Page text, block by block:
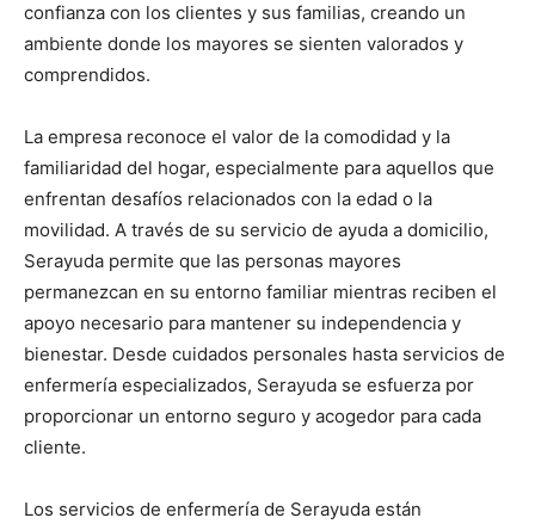
confianza con los clientes y sus familias, creando un
ambiente donde los mayores se sienten valorados y
comprendidos.
La empresa reconoce el valor de la comodidad y la
familiaridad del hogar, especialmente para aquellos que
enfrentan desafíos relacionados con la edad o la
movilidad. A través de su servicio de ayuda a domicilio,
Serayuda permite que las personas mayores
permanezcan en su entorno familiar mientras reciben el
apoyo necesario para mantener su independencia y
bienestar. Desde cuidados personales hasta servicios de
enfermería especializados, Serayuda se esfuerza por
proporcionar un entorno seguro y acogedor para cada
cliente.
Los servicios de enfermería de Serayuda están